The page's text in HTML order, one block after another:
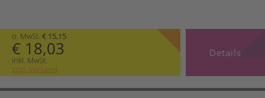
o. MwSt. € 15,15
€ 18,03
inkl. MwSt.
zzgl. Versand
Details